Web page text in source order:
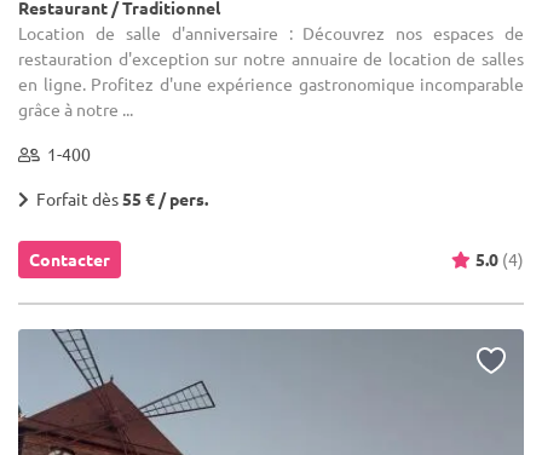
Restaurant / Traditionnel
Location de salle d'anniversaire : Découvrez nos espaces de
restauration d'exception sur notre annuaire de location de salles
en ligne. Profitez d'une expérience gastronomique incomparable
grâce à notre ...
1-400
Forfait dès55 € / pers.
Contacter 5.0 (4)